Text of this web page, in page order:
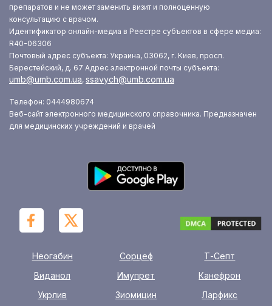
препаратов и не может заменить визит и полноценную
консультацию с врачом.
Идентификатор онлайн-медиа в Реестре субъектов в сфере медиа:
R40-06306
Почтовый адрес субъекта: Украина, 03062, г. Киев, просп.
Берестейский, д. 67 Адрес электронной почты субъекта:
umb@umb.com.ua, ssavych@umb.com.ua
Телефон: 0444980674
Веб-сайт электронного медицинского справочника. Предназначен
для медицинских учреждений и врачей
Неогабин Сорцеф
Т-Септ
Виданол
Имупрет
Канефрон
Укрлив
Зиомицин
Ларфикс